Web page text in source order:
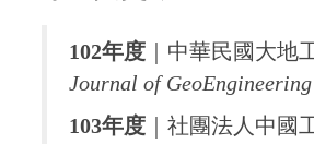
102年度 ｜中華民國大地
Journal of GeoEngineering
103年度 ｜社團法人中國